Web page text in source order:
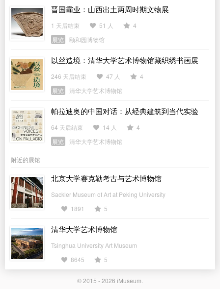
晋国霸业：山西出土两周时期文物展
1 天后结束 51 人
4
展览
颐和园博物馆
以丝造境：清华大学艺术博物馆藏织绣书画展
246 天后结束 47 人
4
展览
清华大学艺术博物馆
帕拉迪奥的中国对话：从经典建筑到当代实验
64 天后结束 14 人
4
展览
清华大学艺术博物馆
附近的展馆
北京大学赛克勒考古与艺术博物馆
Sackler Museum of Art at Peking University
1891
5
清华大学艺术博物馆
Tsinghua University Art Museum
8645
5
© 2015 - 2026 iMuseum